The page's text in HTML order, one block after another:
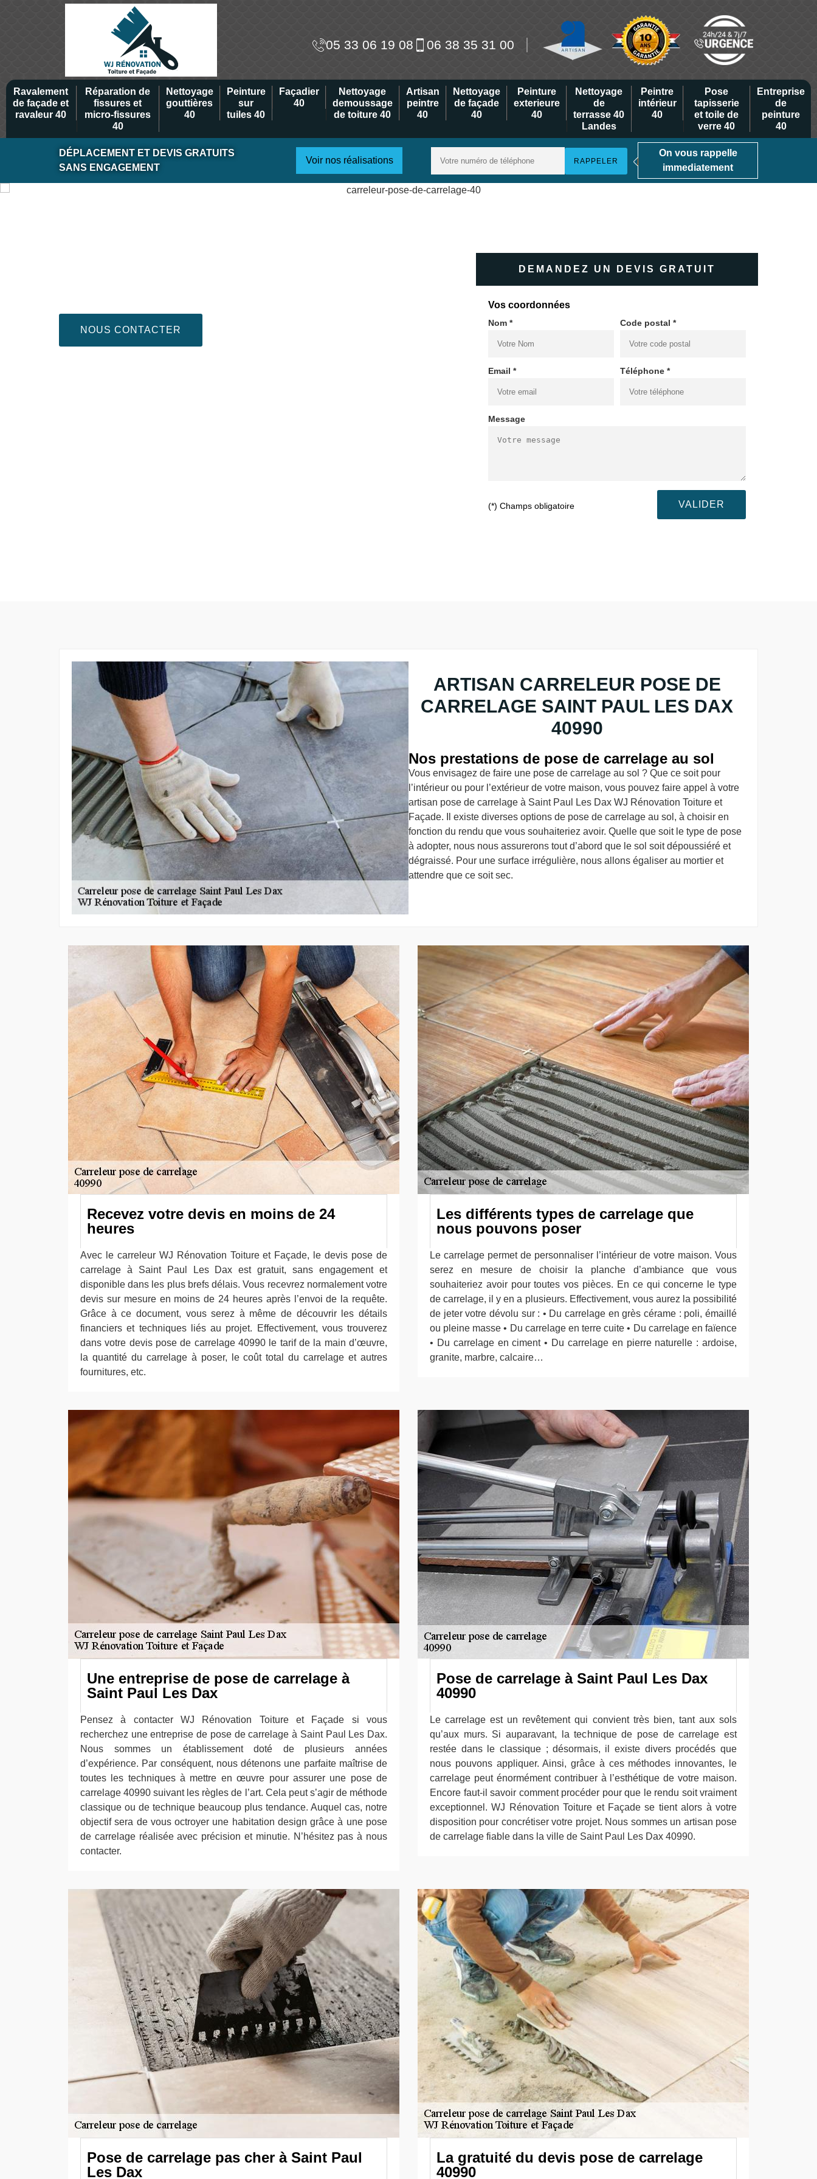
05 33 06 19 08 06 38 35 31 00
Ravalement
de façade et
ravaleur 40
Réparation de
fissures et
micro-fissures
40
Nettoyage
gouttières
40
Peinture
sur
tuiles 40
Façadier
40
Nettoyage
demoussage
de toiture 40
Artisan
peintre
40
Nettoyage
de façade
40
Peinture
exterieure
40
Nettoyage
de
terrasse 40
Landes
Peintre
intérieur
40
Pose
tapisserie
et toile de
verre 40
Entreprise
de
peinture
40
DÉPLACEMENT ET DEVIS GRATUITS
SANS ENGAGEMENT
Voir nos réalisations
On vous rappelle
immediatement
NOUS CONTACTER
DEMANDEZ UN DEVIS GRATUIT
Vos coordonnées
Nom * Code postal *
Email * Téléphone *
Message
(*) Champs obligatoire
ARTISAN CARRELEUR POSE DE
CARRELAGE SAINT PAUL LES DAX
40990
Nos prestations de pose de carrelage au sol
Vous envisagez de faire une pose de carrelage au sol ? Que ce soit pour
l’intérieur ou pour l’extérieur de votre maison, vous pouvez faire appel à votre
artisan pose de carrelage à Saint Paul Les Dax WJ Rénovation Toiture et
Façade. Il existe diverses options de pose de carrelage au sol, à choisir en
fonction du rendu que vous souhaiteriez avoir. Quelle que soit le type de pose
à adopter, nous nous assurerons tout d’abord que le sol soit dépoussiéré et
dégraissé. Pour une surface irrégulière, nous allons égaliser au mortier et
attendre que ce soit sec.
Recevez votre devis en moins de 24
heures
Avec le carreleur WJ Rénovation Toiture et Façade, le devis pose de
carrelage à Saint Paul Les Dax est gratuit, sans engagement et
disponible dans les plus brefs délais. Vous recevrez normalement votre
devis sur mesure en moins de 24 heures après l’envoi de la requête.
Grâce à ce document, vous serez à même de découvrir les détails
financiers et techniques liés au projet. Effectivement, vous trouverez
dans votre devis pose de carrelage 40990 le tarif de la main d’œuvre,
la quantité du carrelage à poser, le coût total du carrelage et autres
fournitures, etc.
Les différents types de carrelage que
nous pouvons poser
Le carrelage permet de personnaliser l’intérieur de votre maison. Vous
serez en mesure de choisir la planche d’ambiance que vous
souhaiteriez avoir pour toutes vos pièces. En ce qui concerne le type
de carrelage, il y en a plusieurs. Effectivement, vous aurez la possibilité
de jeter votre dévolu sur : • Du carrelage en grès cérame : poli, émaillé
ou pleine masse • Du carrelage en terre cuite • Du carrelage en faïence
• Du carrelage en ciment • Du carrelage en pierre naturelle : ardoise,
granite, marbre, calcaire…
Une entreprise de pose de carrelage à
Saint Paul Les Dax
Pensez à contacter WJ Rénovation Toiture et Façade si vous
recherchez une entreprise de pose de carrelage à Saint Paul Les Dax.
Nous sommes un établissement doté de plusieurs années
d’expérience. Par conséquent, nous détenons une parfaite maîtrise de
toutes les techniques à mettre en œuvre pour assurer une pose de
carrelage 40990 suivant les règles de l’art. Cela peut s’agir de méthode
classique ou de technique beaucoup plus tendance. Auquel cas, notre
objectif sera de vous octroyer une habitation design grâce à une pose
de carrelage réalisée avec précision et minutie. N’hésitez pas à nous
contacter.
Pose de carrelage à Saint Paul Les Dax
40990
Le carrelage est un revêtement qui convient très bien, tant aux sols
qu’aux murs. Si auparavant, la technique de pose de carrelage est
restée dans le classique ; désormais, il existe divers procédés que
nous pouvons appliquer. Ainsi, grâce à ces méthodes innovantes, le
carrelage peut énormément contribuer à l’esthétique de votre maison.
Encore faut-il savoir comment procéder pour que le rendu soit vraiment
exceptionnel. WJ Rénovation Toiture et Façade se tient alors à votre
disposition pour concrétiser votre projet. Nous sommes un artisan pose
de carrelage fiable dans la ville de Saint Paul Les Dax 40990.
Pose de carrelage pas cher à Saint Paul
Les Dax
La gratuité du devis pose de carrelage
40990